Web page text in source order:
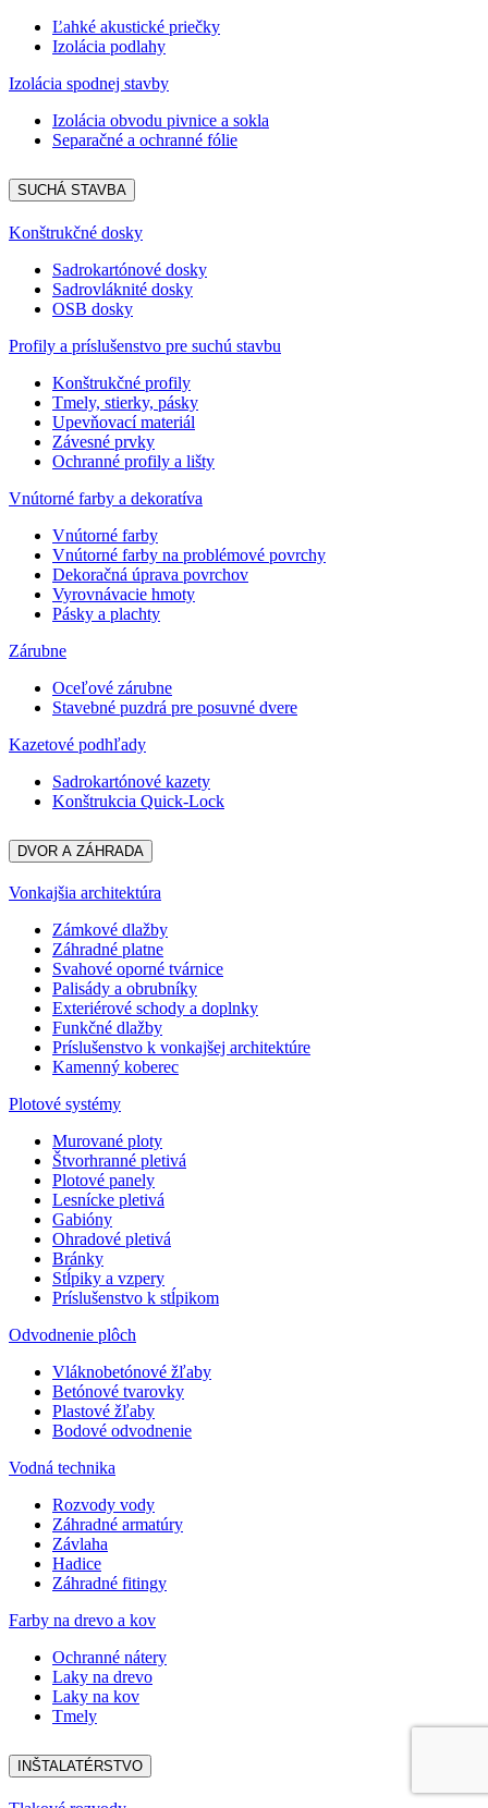
Ľahké akustické priečky
Izolácia podlahy
Izolácia spodnej stavby
Izolácia obvodu pivnice a sokla
Separačné a ochranné fólie
SUCHÁ STAVBA
Konštrukčné dosky
Sadrokartónové dosky
Sadrovláknité dosky
OSB dosky
Profily a príslušenstvo pre suchú stavbu
Konštrukčné profily
Tmely, stierky, pásky
Upevňovací materiál
Závesné prvky
Ochranné profily a lišty
Vnútorné farby a dekoratíva
Vnútorné farby
Vnútorné farby na problémové povrchy
Dekoračná úprava povrchov
Vyrovnávacie hmoty
Pásky a plachty
Zárubne
Oceľové zárubne
Stavebné puzdrá pre posuvné dvere
Kazetové podhľady
Sadrokartónové kazety
Konštrukcia Quick-Lock
DVOR A ZÁHRADA
Vonkajšia architektúra
Zámkové dlažby
Záhradné platne
Svahové oporné tvárnice
Palisády a obrubníky
Exteriérové schody a doplnky
Funkčné dlažby
Príslušenstvo k vonkajšej architektúre
Kamenný koberec
Plotové systémy
Murované ploty
Štvorhranné pletivá
Plotové panely
Lesnícke pletivá
Gabióny
Ohradové pletivá
Bránky
Stĺpiky a vzpery
Príslušenstvo k stĺpikom
Odvodnenie plôch
Vláknobetónové žľaby
Betónové tvarovky
Plastové žľaby
Bodové odvodnenie
Vodná technika
Rozvody vody
Záhradné armatúry
Závlaha
Hadice
Záhradné fitingy
Farby na drevo a kov
Ochranné nátery
Laky na drevo
Laky na kov
Tmely
INŠTALATÉRSTVO